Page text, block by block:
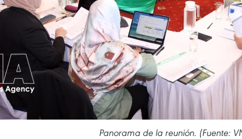
Panorama de la reunión. (Fuente: